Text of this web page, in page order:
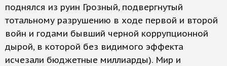
поднялся из руин Грозный, подвергнутый
тотальному разрушению в ходе первой и второй
войн и годами бывший черной коррупционной
дырой, в которой без видимого эффекта
исчезали бюджетные миллиарды). Мир и